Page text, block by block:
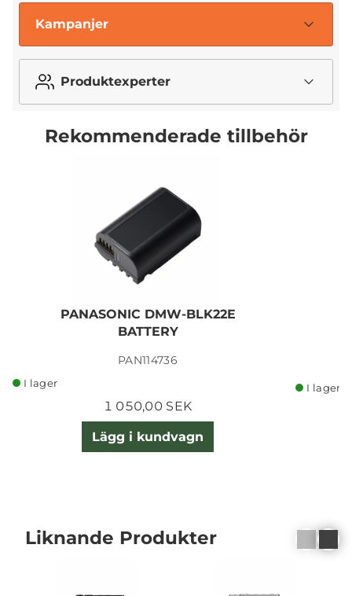
Kampanjer
Produktexperter
Rekommenderade tillbehör
PANASONIC DMW-BLK22E
BATTERY
PAN114736
I lager
1 050,00 SEK
Lägg i kundvagn
I lager
Liknande Produkter